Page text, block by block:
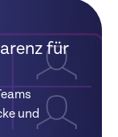
für
und